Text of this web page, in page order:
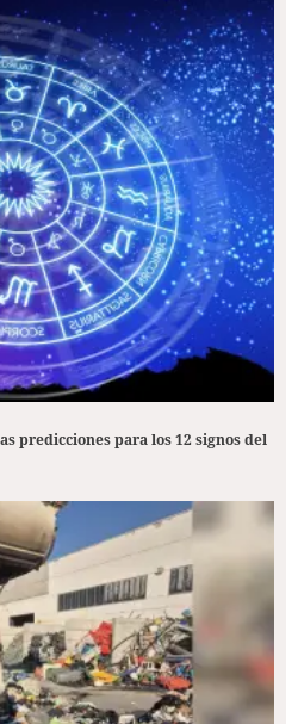
predicciones para los 12 signos del